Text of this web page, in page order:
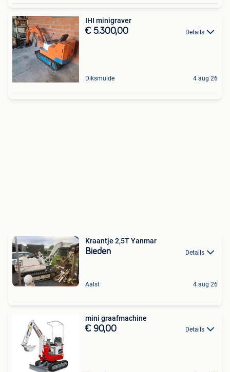
IHI minigraver
€ 5.300,00 Details
Diksmuide 4 aug 26
Kraantje 2,5T Yanmar
Bieden Details
Aalst 4 aug 26
mini graafmachine
€ 90,00 Details